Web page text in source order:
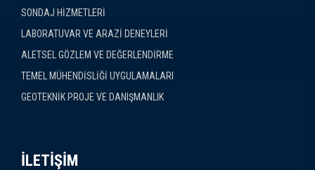
SONDAJ HİZMETLERİ
LABORATUVAR VE ARAZİ DENEYLERİ
ALETSEL GÖZLEM VE DEĞERLENDİRME
TEMEL MÜHENDİSLİĞİ UYGULAMALARI
GEOTEKNİK PROJE VE DANIŞMANLIK
İLETİŞİM